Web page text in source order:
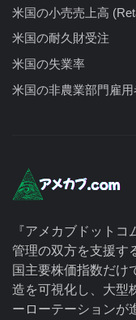
米国の小売売上高
米国の耐久財受注
米国の失業率
米国の非農業部門雇
『アメカブドット
管理の双方を支援す
国主要株価指数だけ
造を可視化し、大型
ーローテーションが